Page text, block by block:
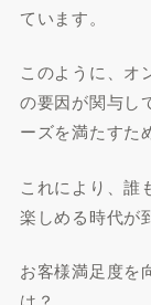
ています。
このように、オ
の要因が関与し
ーズを満たすた
これにより、誰
楽しめる時代が
お客様満足度を
は？